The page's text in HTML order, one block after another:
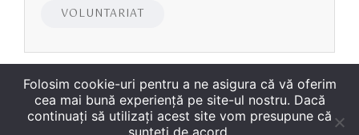
VOLUNTARIAT
Folosim cookie-uri pentru a ne asigura că vă oferim
cea mai bună experiență pe site-ul nostru. Dacă
continuați să utilizați acest site vom presupune că
sunteți de acord.